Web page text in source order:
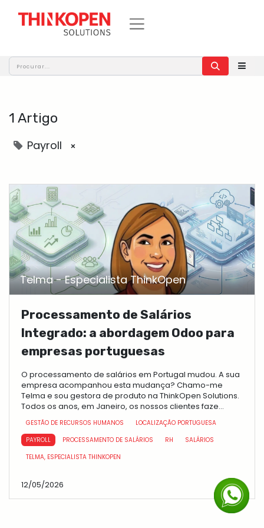
1 Artigo
Payroll ×
Telma - Especialista ThinkOpen
Processamento de Salários
Integrado: a abordagem Odoo para
empresas portuguesas
O processamento de salários em Portugal mudou. A sua
empresa acompanhou esta mudança? Chamo-me
Telma e sou gestora de produto na ThinkOpen Solutions.
Todos os anos, em Janeiro, os nossos clientes faze...
GESTÃO DE RECURSOS HUMANOS
LOCALIZAÇÃO PORTUGUESA
PAYROLL
PROCESSAMENTO DE SALÁRIOS RH
SALÁRIOS
TELMA, ESPECIALISTA THINKOPEN
12/05/2026 RH